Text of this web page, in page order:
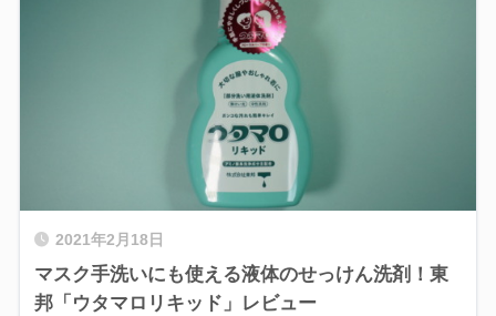
2021年2月18日
マスク手洗いにも使える液体のせっけん洗剤！東
邦「ウタマロリキッド」レビュー